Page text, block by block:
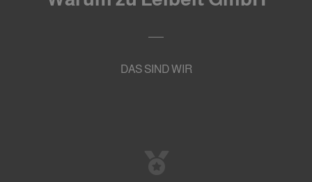
DAS SIND WIR